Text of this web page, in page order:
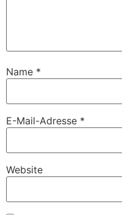
Name *
E-Mail-Adresse *
Website